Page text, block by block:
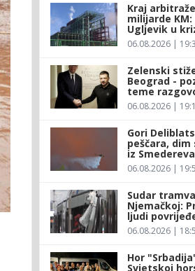
Kraj
milijarde KM:
Ugljevik u
06.08.2026 |
Zelenski
Beograd -
teme
06.08.2026 |
Gori
peščara, dim
iz Smedereva
06.08.2026 |
Sudar
Njemačkoj:
ljudi
06.08.2026 |
Hor
Svjetskoj